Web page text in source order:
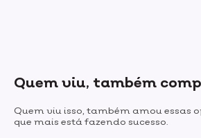
Quem viu, também
Quem viu isso, também amou essas
que mais está fazendo sucesso.